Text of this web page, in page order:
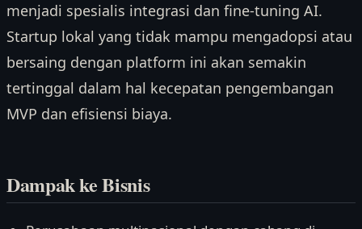
menjadi spesialis integrasi dan fine-tuning AI.
Startup lokal yang tidak mampu mengadopsi atau
bersaing dengan platform ini akan semakin
tertinggal dalam hal kecepatan pengembangan
MVP dan efisiensi biaya.
Dampak ke Bisnis